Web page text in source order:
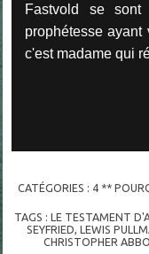
Fastvold se
prophétesse
c'est madame qui
CATÉGORIES : 4 **
TAGS :LE TESTAMENT
SEYFRIED,LEWIS
CHRISTOPHER